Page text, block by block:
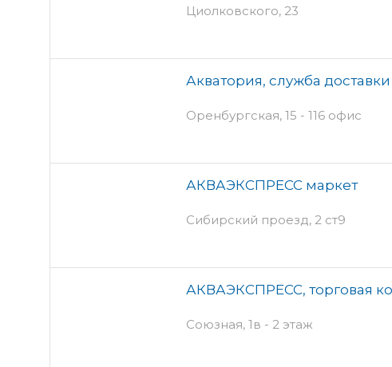
Циолковского, 23
Акватория, служба
Оренбургская, 15 - 116 офис
АКВАЭКСПРЕСС маркет
Сибирский проезд, 2 ст9
АКВАЭКСПРЕСС, торговая
Союзная, 1в - 2 этаж